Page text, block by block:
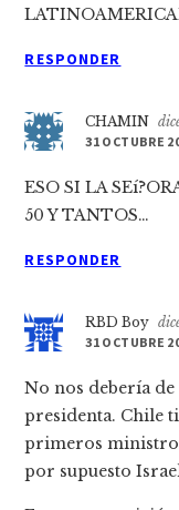
RESPONDER
CHAMIN
31 OCTUBRE
ESO SI LA
50 Y TANTOS…
RESPONDER
RBD Boy
31 OCTUBRE
No nos deberí­a
presidenta. Chile
primeros
por supuesto